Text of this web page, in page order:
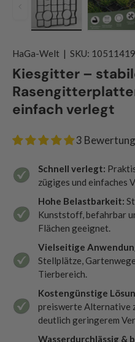
Vorherige
HaGa-Welt | SKU:
Kiesgitter –
einfach verlegt
3
Schnell verlegt:
zügiges und einfaches
Hohe Belastbarkeit:
Kunststoff, befahrbar
Flächen geeignet.
Vielseitige
Stellplätze,
Tierbereich.
Kostengünstige
preiswerte Alternative
deutlich geringerem
Wasserdurchlässig &